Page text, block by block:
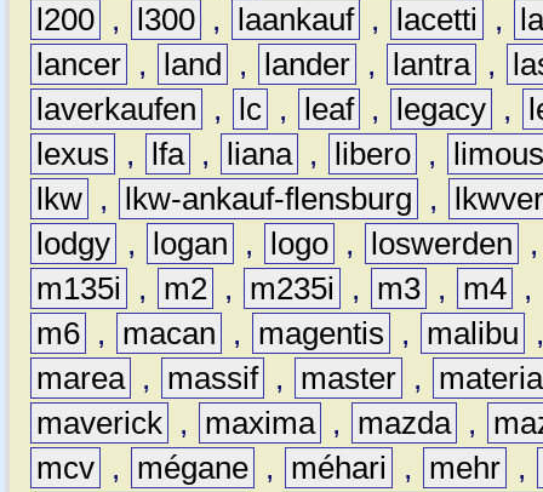
l200 , l300 , laankauf , lacetti ,
lancer , land , lander , lantra ,
laverkaufen
, lc , leaf , legacy ,
lexus
, lfa , liana , libero ,
lkw , lkw-ankauf-flensburg ,
lodgy , logan , logo , loswerden
m135i
, m2 , m235i , m3 , m4 ,
m6 , macan , magentis , malibu
marea , massif , master ,
materia
maverick , maxima , mazda ,
mcv , mégane , méhari , mehr ,